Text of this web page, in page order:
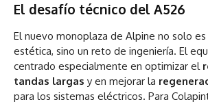
El desafío técnico del A526
El nuevo monoplaza de Alpine no solo
estética, sino un reto de ingeniería. El
centrado especialmente en optimizar el
tandas largas y en mejorar la
para los sistemas eléctricos. Para